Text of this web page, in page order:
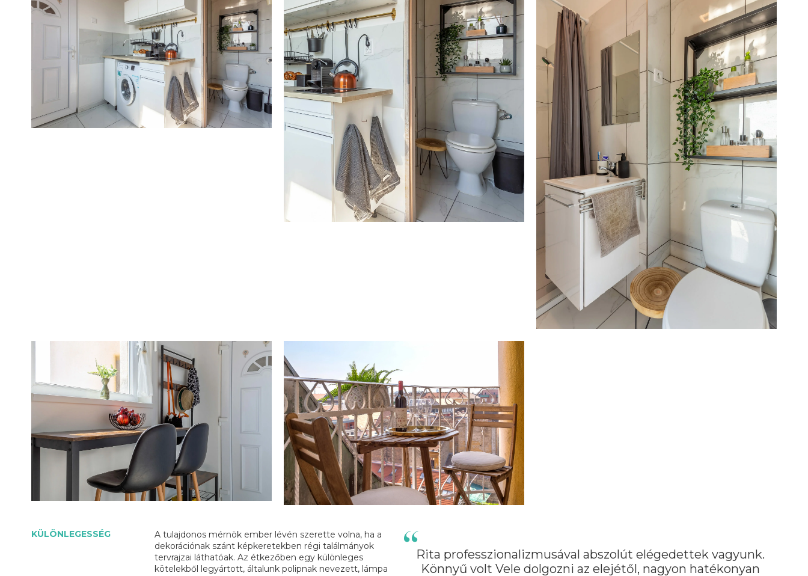
KÜLÖNLEGESSÉG
A tulajdonos mérnök ember lévén szerette volna, ha a
dekorációnak szánt képkeretekben régi találmányok
tervrajzai láthatóak. Az étkezőben egy különleges
kötelekből legyártott, általunk polipnak nevezett, lámpa
Rita professzionalizmusával abszolút elégedettek vagyunk.
Könnyű volt Vele dolgozni az elejétől, nagyon hatékonyan